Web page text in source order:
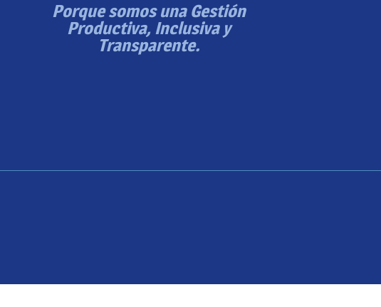
Porque somos una Gestión
Productiva, Inclusiva y
Transparente.